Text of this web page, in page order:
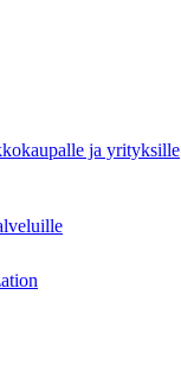
ja yrityksille